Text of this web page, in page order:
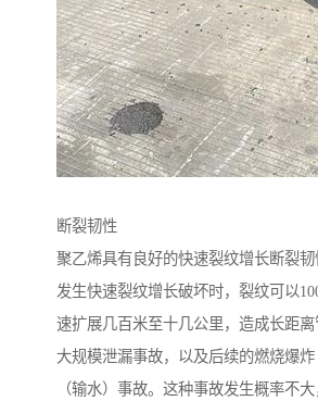
断裂韧性
聚乙烯具有良好的快速裂纹增长断裂韧
发生快速裂纹增长破坏时，裂纹可以
速扩展几百米至十几公里，造成长距
大规模泄漏事故，以及后续的燃烧爆
（输水）事故。这种事故发生概率不